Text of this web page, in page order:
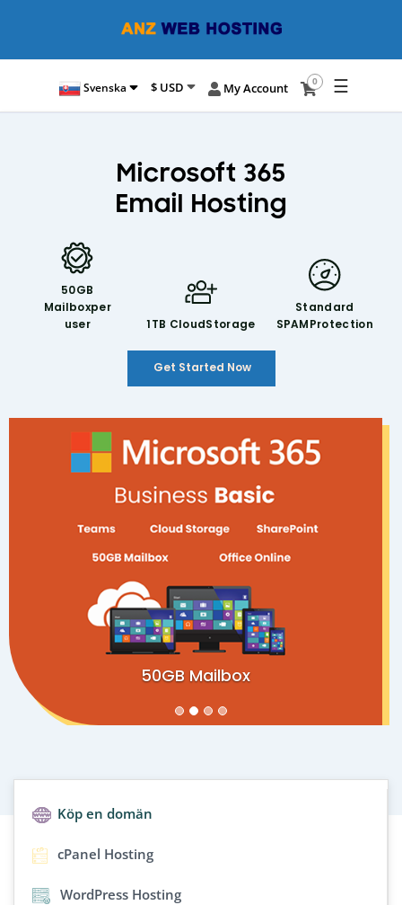
Svenska $ USD My Account 0 ☰
Microsoft 365
Email Hosting
50GB
Mailboxper
user
1TB CloudStorage
Standard
SPAMProtection
Get Started Now
50GB Mailbox
Köp en domän
cPanel Hosting
WordPress Hosting